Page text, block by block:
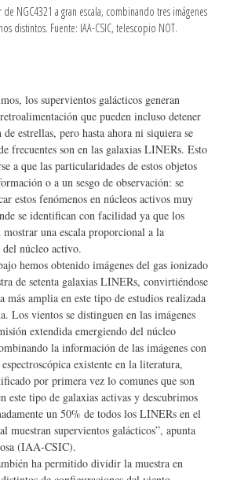
NGC4321 a gran escala, combinando tres imágenes
distintos. Fuente: IAA-CSIC, telescopio NOT.
los supervientos galácticos generan
que pueden incluso detener
estrellas, pero hasta ahora ni siquiera se
frecuentes son en las galaxias LINERs. Esto
a que las particularidades de estos objetos
o a un sesgo de observación: se
estos fenómenos en núcleos activos muy
se identifican con facilidad ya que los
mostrar una escala proporcional a la
núcleo activo.
hemos obtenido imágenes del gas ionizado
de setenta galaxias LINERs, convirtiéndose
más amplia en este tipo de estudios realizada
Los vientos se distinguen en las imágenes
extendida emergiendo del núcleo
la información de las imágenes con
existente en la literatura,
por primera vez lo comunes que son
este tipo de galaxias activas y descubrimos
un 50% de todos los LINERs en el
muestran supervientos galácticos”, apunta
(IAA-CSIC).
ha permitido dividir la muestra en